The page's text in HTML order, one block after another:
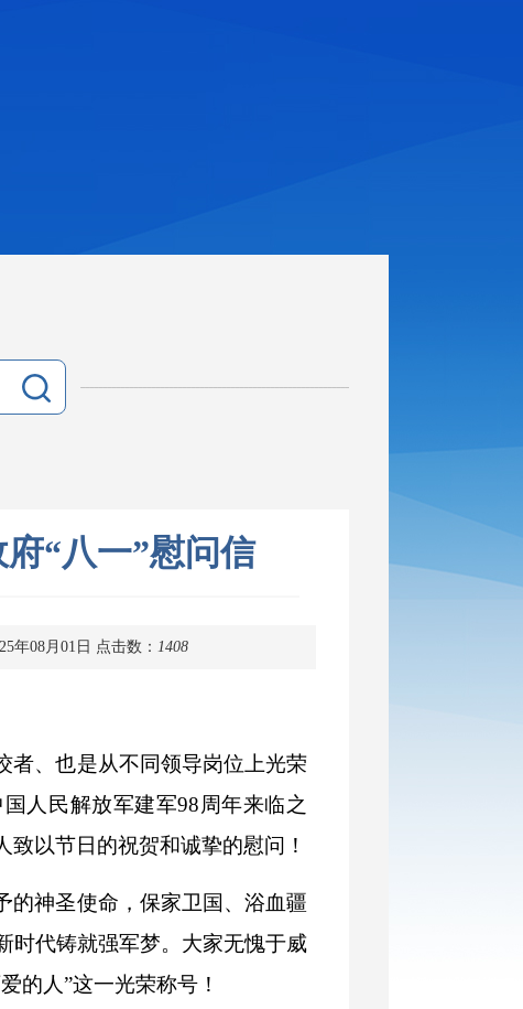
“八一”慰问信
年08月01日 点击数： 1408
者、也是从不同领导岗位上光荣
国人民解放军建军98周年来临之
以节日的祝贺和诚挚的慰问！
的神圣使命，保家卫国、浴血疆
时代铸就强军梦。大家无愧于威
的人”这一光荣称号！